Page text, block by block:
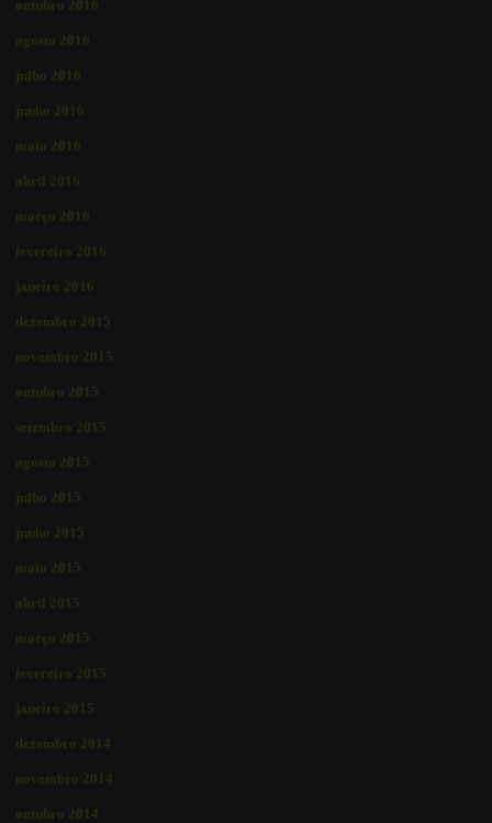
outubro 2016
agosto 2016
julho 2016
junho 2016
maio 2016
abril 2016
março 2016
fevereiro 2016
janeiro 2016
dezembro 2015
novembro 2015
outubro 2015
setembro 2015
agosto 2015
julho 2015
junho 2015
maio 2015
abril 2015
março 2015
fevereiro 2015
janeiro 2015
dezembro 2014
novembro 2014
outubro 2014